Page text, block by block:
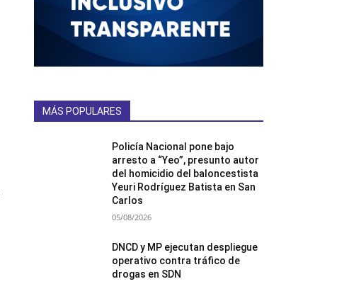
MÁS POPULARES
Policía Nacional pone bajo
arresto a “Yeo”, presunto autor
del homicidio del baloncestista
Yeuri Rodríguez Batista en San
Carlos
05/08/2026
DNCD y MP ejecutan despliegue
operativo contra tráfico de
drogas en SDN